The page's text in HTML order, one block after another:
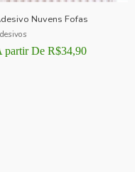
Nuvens Fofas
partir De R$34,90